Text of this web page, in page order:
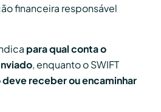
financeira responsável
para qual conta o
, enquanto o SWIFT
receber ou encaminhar